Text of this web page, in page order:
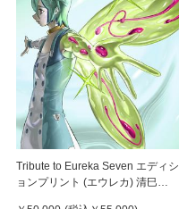
Tribute to Eureka Seven エディシ
ョンプリント (エウレカ) 清巳